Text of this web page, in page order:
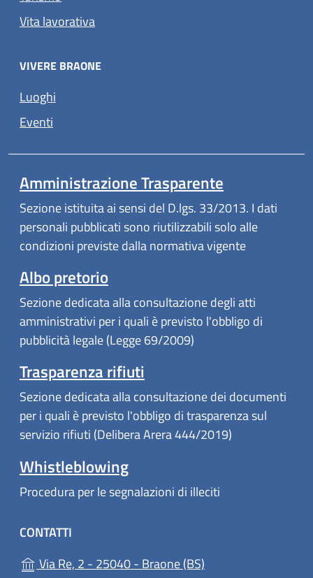
Vita lavorativa
VIVERE BRAONE
Luoghi
Eventi
Amministrazione Trasparente
Sezione istituita ai sensi del D.lgs. 33/2013. I dati
personali pubblicati sono riutilizzabili solo alle
condizioni previste dalla normativa vigente
Albo pretorio
Sezione dedicata alla consultazione degli atti
amministrativi per i quali è previsto l'obbligo di
pubblicità legale (Legge 69/2009)
Trasparenza rifiuti
Sezione dedicata alla consultazione dei documenti
per i quali è previsto l'obbligo di trasparenza sul
servizio rifiuti (Delibera Arera 444/2019)
Whistleblowing
Procedura per le segnalazioni di illeciti
CONTATTI
Via Re, 2 - 25040 - Braone (BS)